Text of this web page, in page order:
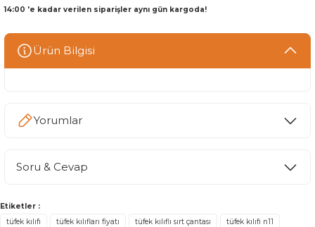
14:00 'e kadar verilen siparişler aynı gün kargoda!
Ürün Bilgisi
Yorumlar
Yorum Yaz
Soru & Cevap
Etiketler :
tüfek kılıfı
tüfek kılıfları fiyatı tüfek kılıflı sırt çantası tüfek kılıfı n11